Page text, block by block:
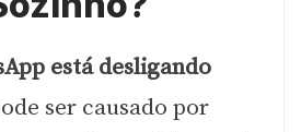
está desligando
ser causado por